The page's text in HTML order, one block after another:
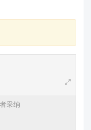
Download